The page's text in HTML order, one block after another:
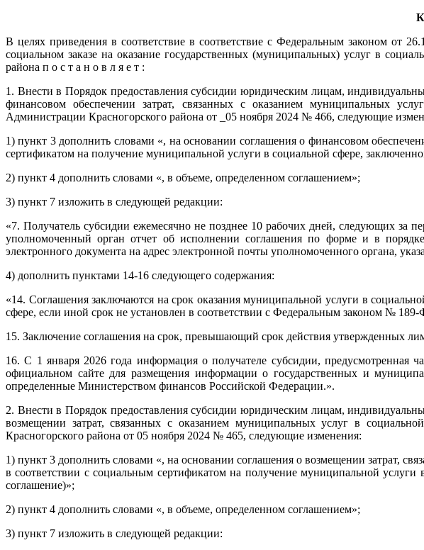
В целях приведения в соответствие в соответствие с Федеральным законом
социальном заказе на оказание государственных (муниципальных) услуг в
района п о с т а н о в л я е т :
1. Внести в Порядок предоставления субсидии юридическим лицам,
финансовом обеспечении затрат, связанных с оказанием муниципальных
Администрации Красногорского района от _05 ноября 2024 № 466, следующие
1) пункт 3 дополнить словами «, на основании соглашения о финансовом
сертификатом на получение муниципальной услуги в социальной сфере,
2) пункт 4 дополнить словами «, в объеме, определенном соглашением»;
3) пункт 7 изложить в следующей редакции:
«7. Получатель субсидии ежемесячно не позднее 10 рабочих дней, следующих за
уполномоченный орган отчет об исполнении соглашения по форме и в
электронного документа на адрес электронной почты уполномоченного органа,
4) дополнить пунктами 14-16 следующего содержания:
«14. Соглашения заключаются на срок оказания муниципальной услуги в
сфере, если иной срок не установлен в соответствии с Федеральным законом № 189-
15. Заключение соглашения на срок, превышающий срок действия утвержденных
16. С 1 января 2026 года информация о получателе субсидии,
официальном сайте для размещения информации о государственных и
определенные Министерством финансов Российской Федерации.».
2. Внести в Порядок предоставления субсидии юридическим лицам,
возмещении затрат, связанных с оказанием муниципальных услуг в
Красногорского района от 05 ноября 2024 № 465, следующие изменения:
1) пункт 3 дополнить словами «, на основании соглашения о возмещении затрат,
в соответствии с социальным сертификатом на получение муниципальной
соглашение)»;
2) пункт 4 дополнить словами «, в объеме, определенном соглашением»;
3) пункт 7 изложить в следующей редакции: